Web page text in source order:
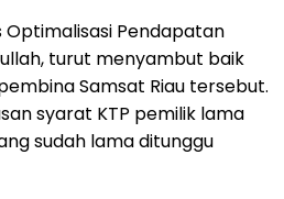
Optimalisasi Pendapatan
turut menyambut baik
Samsat Riau tersebut.
syarat KTP pemilik lama
sudah lama ditunggu